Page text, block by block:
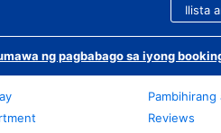
Ilista
ng pagbabago sa iyong
Reviews